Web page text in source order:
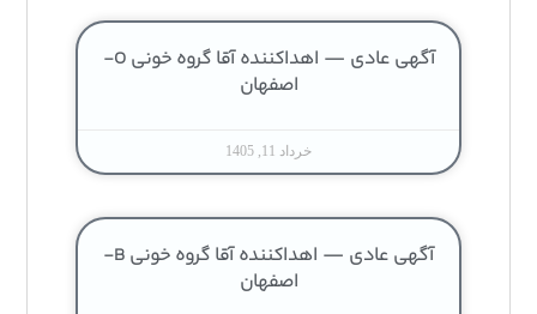
آگهی عادی — اهداکننده آقا گروه خونی O-
اصفهان
خرداد 11, 1405
آگهی عادی — اهداکننده آقا گروه خونی B-
اصفهان